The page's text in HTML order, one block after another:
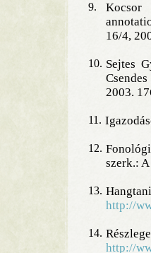
9.
Kocsor
16/4,
10. Sejtes
2003.
11.
12.
szerk.:
13.
http://
14.
http://